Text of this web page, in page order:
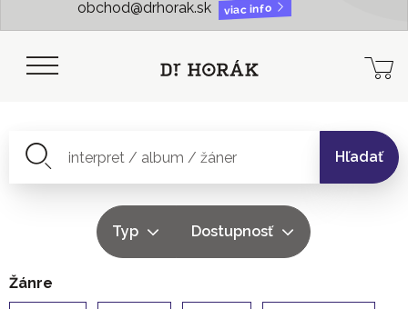
obchod@drhorak.sk
viac info
Hľadať
Typ Dostupnosť
Žánre